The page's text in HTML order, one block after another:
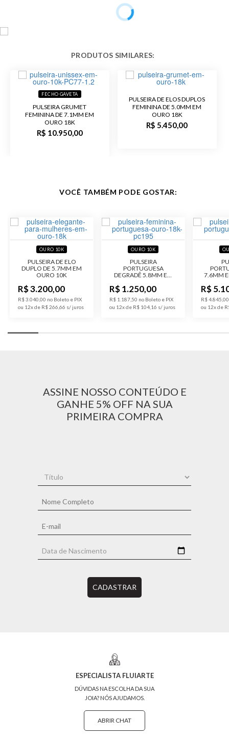
comprimento: 7,4 gramas
- Peso com 15,0 cm de
comprimento: 7,9 gramas
comprimento: 8,9 gramas
comprimento: 9,5 gramas
- Peso com 19,0 cm de
- Peso com 20,0 cm de
comprimento: 10,5 gramas
- Peso com 21,0 cm de
comprimento: 11,1 gramas
Pedra Sem Pedra
Público Feminino
Malha Grumet
Acabamento Polido
FECHO GAVETA
PULSEIRA GRUMET
FEMININA DE 7.1MM EM
OURO 18K
R$ 10.950,00
PULSEIRA DE ELOS DUPLOS
FEMININA DE 5.0MM EM
OURO 18K
R$ 5.450,00
VOCÊ TAMBÉM PODE GOSTAR:
OURO 10K
PULSEIRA DE ELO
DUPLO DE 5.7MM EM
OURO 10K
R$ 3.200,00
R$ 3.040,00 no Boleto e PIX
ou 12x de R$ 266,66
OURO 10K
PULSEIRA
PORTUGUESA
DEGRADÊ 5.8MM EM
R$ 1.250,00
R$ 1.187,50 no Boleto e PIX
ou 12x de R$ 104,16
7.6MM
R$
R$
ou 12x de
ASSINE NOSSO CONTEÚDO E
GANHE 5% OFF NA SUA
PRIMEIRA COMPRA
CADASTRAR
ESPECIALISTA FLUIARTE
DÚVIDAS NA ESCOLHA DA SUA
JOIA? NÓS AJUDAMOS.
ABRIR CHAT